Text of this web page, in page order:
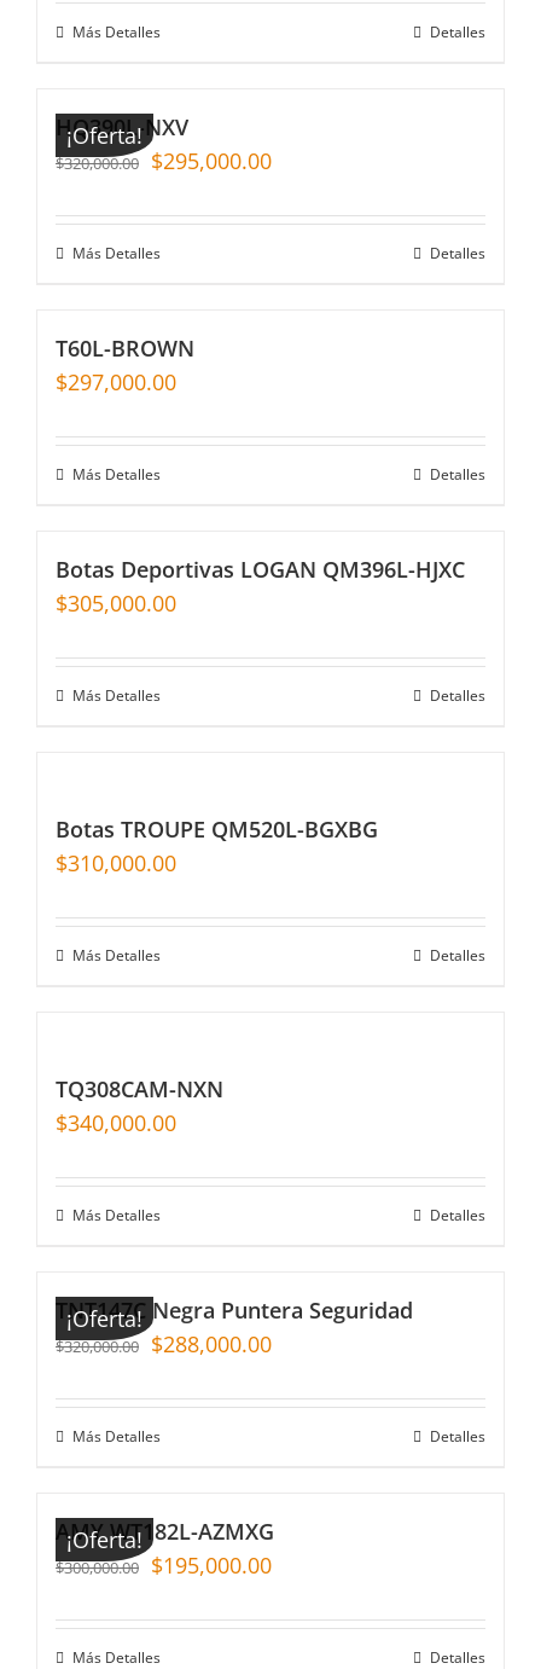
Más Detalles Detalles
¡Oferta!
HQ390L-NXV
$320,000.00 $295,000.00
Más Detalles Detalles
T60L-BROWN
$297,000.00
Más Detalles Detalles
Botas Deportivas LOGAN QM396L-HJXC
$305,000.00
Más Detalles Detalles
Botas TROUPE QM520L-BGXBG
$310,000.00
Más Detalles Detalles
TQ308CAM-NXN
$340,000.00
Más Detalles Detalles
¡Oferta!
TNT147C Negra Puntera Seguridad
$320,000.00 $288,000.00
Más Detalles Detalles
¡Oferta!
AMY WT182L-AZMXG
$300,000.00 $195,000.00
Más Detalles Detalles